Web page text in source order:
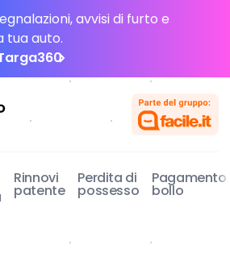
avvisi di furto e
tua auto.
Rinnovi
patente
Perdita di
possesso
Pagamento
bollo